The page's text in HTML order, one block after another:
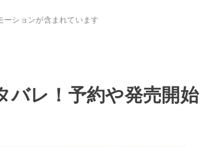
ーションが含まれています
バレ！予約や発売開始